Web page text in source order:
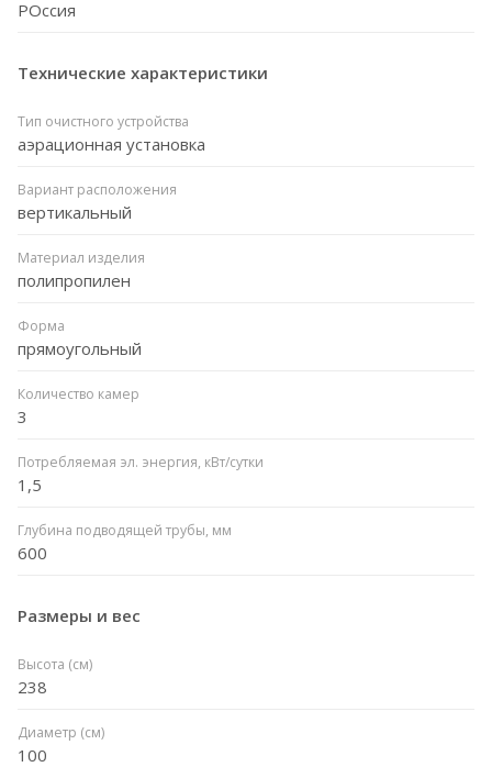
РОссия
Технические характеристики
Тип очистного устройства
аэрационная установка
Вариант расположения
вертикальный
Материал изделия
полипропилен
Форма
прямоугольный
Количество камер
3
Потребляемая эл. энергия, кВт/сутки
1,5
Глубина подводящей трубы, мм
600
Размеры и вес
Высота (см)
238
Диаметр (см)
100